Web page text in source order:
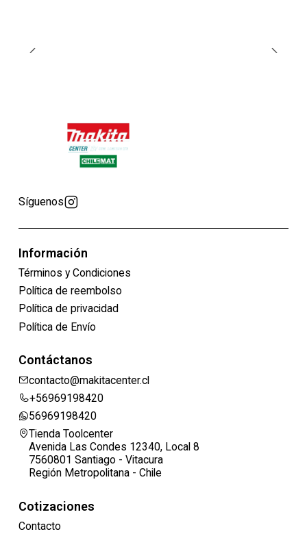
Síguenos
Información
Términos y Condiciones
Política de reembolso
Política de privacidad
Política de Envío
Contáctanos
contacto@makitacenter.cl
+56969198420
56969198420
Tienda Toolcenter
Avenida Las Condes 12340, Local 8
7560801 Santiago - Vitacura
Región Metropolitana - Chile
Cotizaciones
Contacto